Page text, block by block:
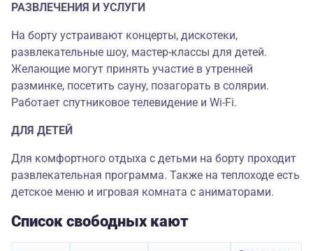
РАЗВЛЕЧЕНИЯ И УСЛУГИ
На борту устраивают концерты, дискотеки,
развлекательные шоу, мастер-классы для детей.
Желающие могут принять участие в утренней
разминке, посетить сауну, позагорать в солярии.
Работает спутниковое телевидение и Wi-Fi.
ДЛЯ ДЕТЕЙ
Для комфортного отдыха с детьми на борту проходит
развлекательная программа. Также на теплоходе есть
детское меню и игровая комната с аниматорами.
Список свободных кают